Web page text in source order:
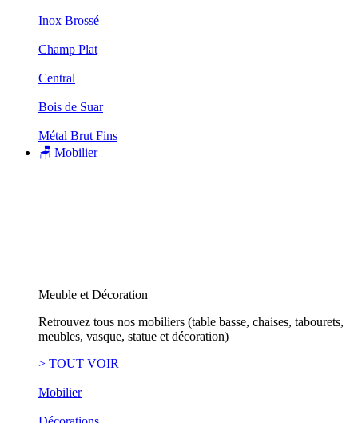
Inox Brossé
Champ Plat
Central
Bois de Suar
Métal Brut Fins
🪑 Mobilier
Meuble et Décoration
Retrouvez tous nos mobiliers (table basse, chaises, tabourets,
meubles, vasque, statue et décoration)
> TOUT VOIR
Mobilier